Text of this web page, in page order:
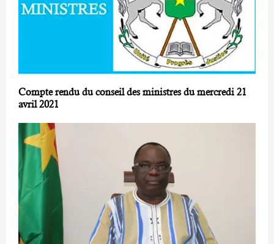
Compte rendu du conseil des ministres du mercredi 21
avril 2021